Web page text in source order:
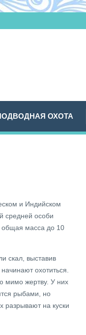
ОХОТА
и Индийском
средней особи
общая масса до 10
скал, выставив
охотиться.
мимо жертву. У них
рыбами, но
разрывают на куски